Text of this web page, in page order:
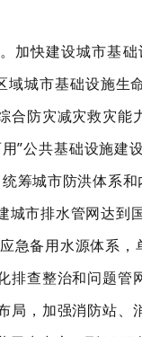
加快建设城市基
域城市基础设施
合防灾减灾救灾
”公共基础设施
筹城市防洪体系
城市排水管网达
急备用水源体系
排查整治和问题
局，加强消防站